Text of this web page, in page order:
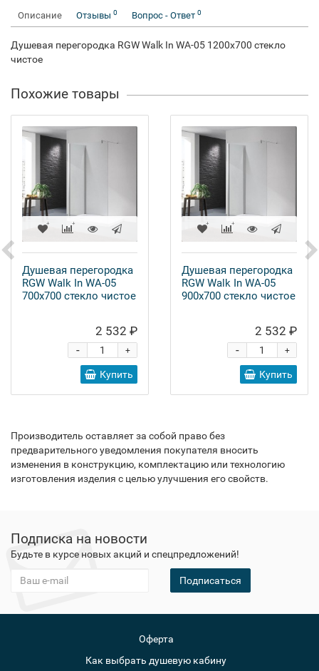
Описание Отзывы 0 Вопрос - Ответ 0
Душевая перегородка RGW Walk In WA-05 1200x700 стекло
чистое
Похожие товары
Душевая перегородка
RGW Walk In WA-05
700x700 стекло чистое
2 532 ₽
+
-
Купить
Душевая перегородка
RGW Walk In WA-05
900x700 стекло чистое
2 532 ₽
+
-
Купить
Производитель оставляет за собой право без
предварительного уведомления покупателя вносить
изменения в конструкцию, комплектацию или технологию
изготовления изделия с целью улучшения его свойств.
Подписка на новости
Будьте в курсе новых акций и спецпредложений!
Подписаться
Оферта
Как выбрать душевую кабину